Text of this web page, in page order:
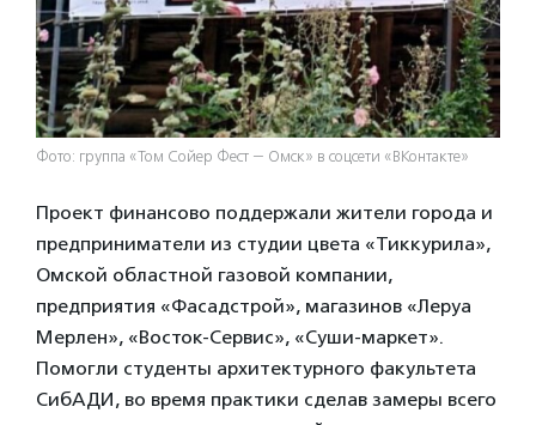
Фото: группа «Том Сойер Фест — Омск» в соцсети «ВКонтакте»
Проект финансово поддержали жители города и
предприниматели из студии цвета «Тиккурила»,
Омской областной газовой компании,
предприятия «Фасадстрой», магазинов «Леруа
Мерлен», «Восток-Сервис», «Суши-маркет».
Помогли студенты архитектурного факультета
СибАДИ, во время практики сделав замеры всего